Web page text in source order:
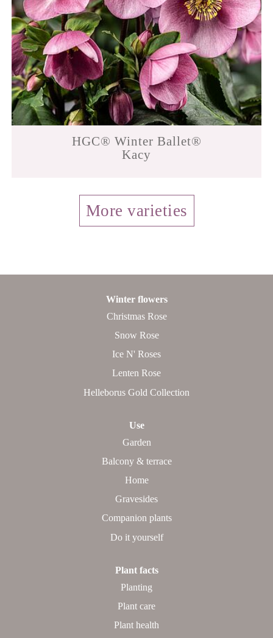
HGC® Winter Ballet®
Kacy
More varieties
Winter flowers
Christmas Rose
Snow Rose
Ice N' Roses
Lenten Rose
Helleborus Gold Collection
Use
Garden
Balcony & terrace
Home
Gravesides
Companion plants
Do it yourself
Plant facts
Planting
Plant care
Plant health